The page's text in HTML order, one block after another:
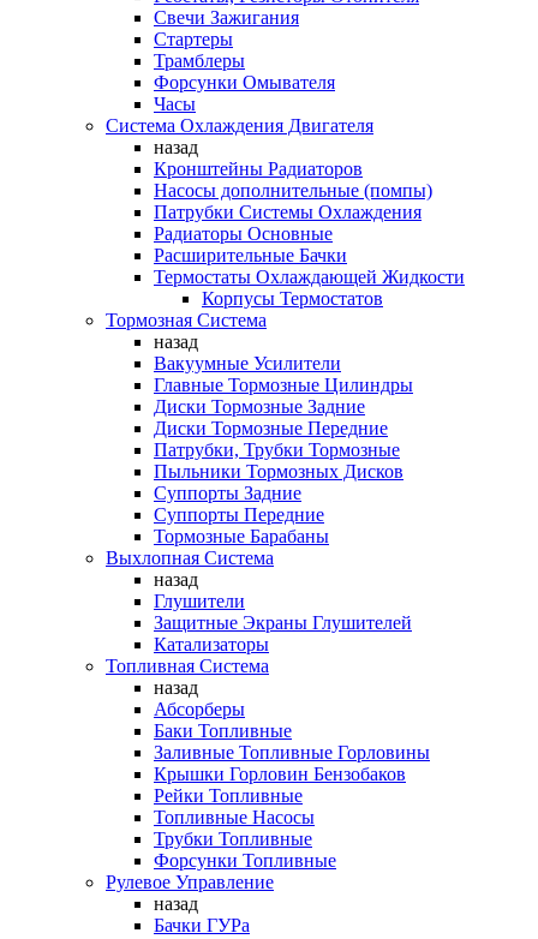
Свечи Зажигания
Стартеры
Трамблеры
Форсунки Омывателя
Часы
Система Охлаждения Двигателя
назад
Кронштейны Радиаторов
Насосы дополнительные (помпы)
Патрубки Системы Охлаждения
Радиаторы Основные
Расширительные Бачки
Термостаты Охлаждающей Жидкости
Корпусы Термостатов
Тормозная Система
назад
Вакуумные Усилители
Главные Тормозные Цилиндры
Диски Тормозные Задние
Диски Тормозные Передние
Патрубки, Трубки Тормозные
Пыльники Тормозных Дисков
Суппорты Задние
Суппорты Передние
Тормозные Барабаны
Выхлопная Система
назад
Глушители
Защитные Экраны Глушителей
Катализаторы
Топливная Система
назад
Абсорберы
Баки Топливные
Заливные Топливные Горловины
Крышки Горловин Бензобаков
Рейки Топливные
Топливные Насосы
Трубки Топливные
Форсунки Топливные
Рулевое Управление
назад
Бачки ГУРа